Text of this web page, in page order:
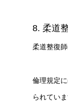
8. 柔道
柔道整復
倫理規定に
られていま